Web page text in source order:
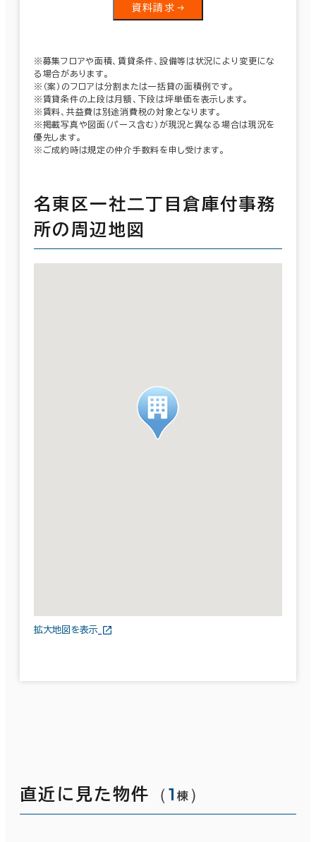
資料請求
※募集フロアや面積、賃貸条件、設備等は状況により変更にな
る場合があります。
※（案）のフロアは分割または一括貸の面積例です。
※賃貸条件の上段は月額、下段は坪単価を表示します。
※賃料、共益費は別途消費税の対象となります。
※掲載写真や図面（パース含む）が現況と異なる場合は現況を
優先します。
※ご成約時は規定の仲介手数料を申し受けます。
名東区一社二丁目倉庫付事務
所の周辺地図
拡大地図を表示
直近に見た物件 （1 棟 ）